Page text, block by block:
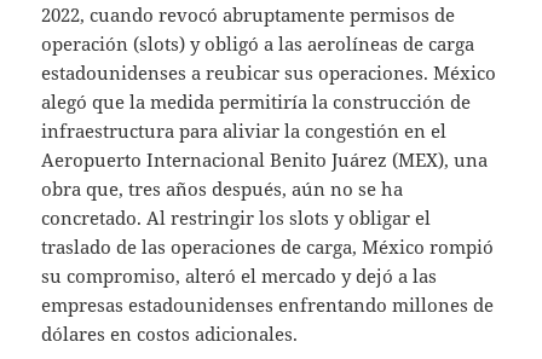
2022, cuando revocó abruptamente permisos de
operación (slots) y obligó a las aerolíneas de carga
estadounidenses a reubicar sus operaciones. México
alegó que la medida permitiría la construcción de
infraestructura para aliviar la congestión en el
Aeropuerto Internacional Benito Juárez (MEX), una
obra que, tres años después, aún no se ha
concretado. Al restringir los slots y obligar el
traslado de las operaciones de carga, México rompió
su compromiso, alteró el mercado y dejó a las
empresas estadounidenses enfrentando millones de
dólares en costos adicionales.